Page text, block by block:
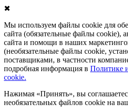
✖
Мы используем файлы cookie для
сайта (обязательные файлы cookie),
сайта и помощи в наших
(необязательные файлы cookie,
поставщиками, в частности
подробная информация в Политике
cookie.
Нажимая «Принять», вы
необязательных файлов cookie на